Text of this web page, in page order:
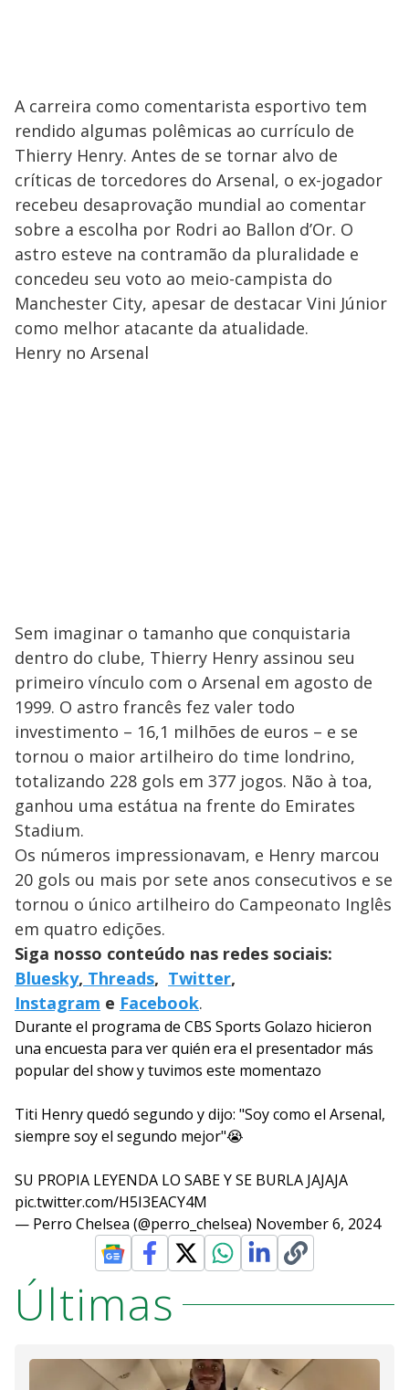
A carreira como comentarista esportivo tem
rendido algumas polêmicas ao currículo de
Thierry Henry. Antes de se tornar alvo de
críticas de torcedores do Arsenal, o ex-jogador
recebeu desaprovação mundial ao comentar
sobre a escolha por Rodri ao Ballon d’Or. O
astro esteve na contramão da pluralidade e
concedeu seu voto ao meio-campista do
Manchester City, apesar de destacar Vini Júnior
como melhor atacante da atualidade.
Henry no Arsenal
Sem imaginar o tamanho que conquistaria
dentro do clube, Thierry Henry assinou seu
primeiro vínculo com o Arsenal em agosto de
1999. O astro francês fez valer todo
investimento – 16,1 milhões de euros – e se
tornou o maior artilheiro do time londrino,
totalizando 228 gols em 377 jogos. Não à toa,
ganhou uma estátua na frente do Emirates
Stadium.
Os números impressionavam, e Henry marcou
20 gols ou mais por sete anos consecutivos e se
tornou o único artilheiro do Campeonato Inglês
em quatro edições.
Siga nosso conteúdo nas redes sociais:
Bluesky, Threads, Twitter,
Instagram e Facebook.
Durante el programa de CBS Sports Golazo hicieron
una encuesta para ver quién era el presentador más
popular del show y tuvimos este momentazo
Titi Henry quedó segundo y dijo: "Soy como el Arsenal,
siempre soy el segundo mejor"😭
SU PROPIA LEYENDA LO SABE Y SE BURLA JAJAJA
pic.twitter.com/H5I3EACY4M
— Perro Chelsea (@perro_chelsea) November 6, 2024
Últimas